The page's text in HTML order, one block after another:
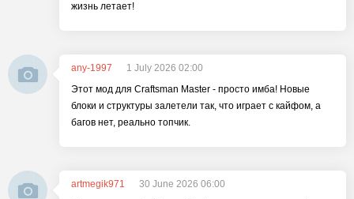
жизнь летает!
any-1997
1 July 2026 02:00
Этот мод для Craftsman Master - просто имба! Новые
блоки и структуры залетели так, что играет с кайфом, а
багов нет, реально топчик.
artmegik971
30 June 2026 06:00